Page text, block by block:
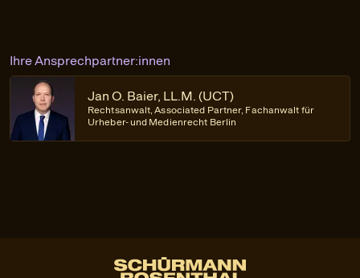
Ihre Ansprechpartner:innen
Jan O. Baier, LL.M. (UCT)
Rechtsanwalt, Associated Partner, Fachanwalt für
Urheber- und Medienrecht Berlin